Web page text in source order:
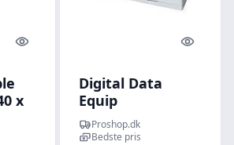
Quick look
x
Quick
Digital Data
Equip
Forlængerled
Cat.5E
Proshop.dk
Bedste pris